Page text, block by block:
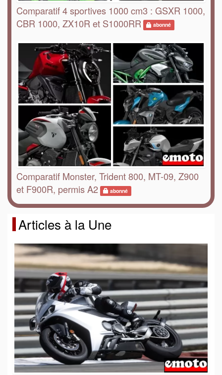
Comparatif 4 sportives 1000 cm3 : GSXR 1000,
CBR 1000, ZX10R et S1000RR
abonné
Comparatif Monster, Trident 800, MT-09, Z900
et F900R, permis A2
abonné
Articles à la Une